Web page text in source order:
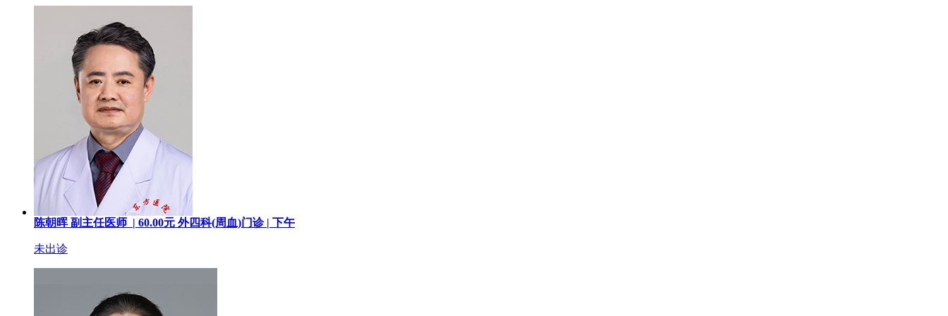
陈朝晖副主任医师 | 60.00元 外四科(周血)门诊 | 下午
未出诊